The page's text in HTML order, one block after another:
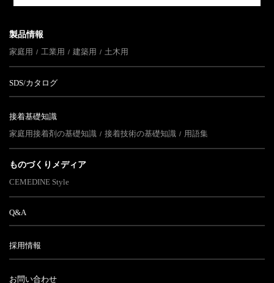
製品情報
家庭用
工業用 建築用 土木用
SDS/カタログ
接着基礎知識
家庭用接着剤の基礎知識
接着技術の基礎知識 用語集
ものづくりメディア
CEMEDINE Style
Q&A
採用情報
お問い合わせ